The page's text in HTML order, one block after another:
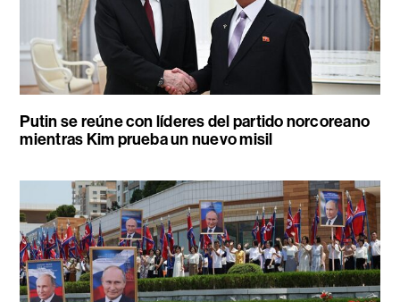
Putin se reúne con líderes del partido norcoreano
mientras Kim prueba un nuevo misil